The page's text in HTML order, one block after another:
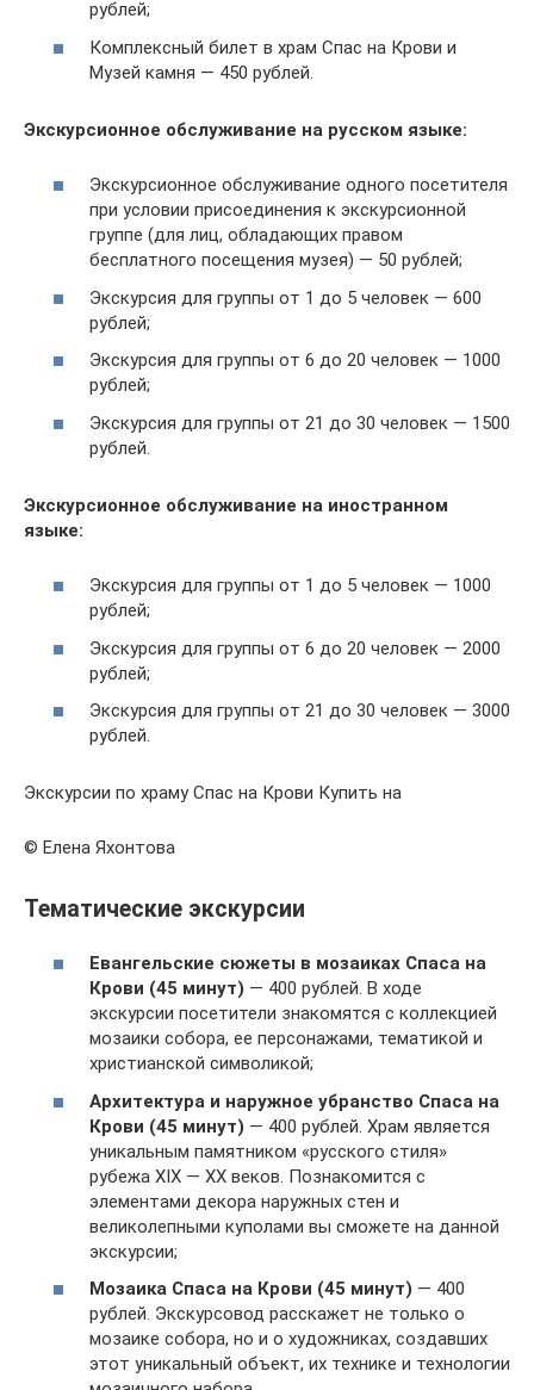
рублей;
Комплексный билет в храм Спас на Крови и
Музей камня — 450 рублей.
Экскурсионное обслуживание на русском языке:
Экскурсионное обслуживание одного посетителя
при условии присоединения к экскурсионной
группе (для лиц, обладающих правом
бесплатного посещения музея) — 50 рублей;
Экскурсия для группы от 1 до 5 человек — 600
рублей;
Экскурсия для группы от 6 до 20 человек — 1000
рублей;
Экскурсия для группы от 21 до 30 человек — 1500
рублей.
Экскурсионное обслуживание на иностранном
языке:
Экскурсия для группы от 1 до 5 человек — 1000
рублей;
Экскурсия для группы от 6 до 20 человек — 2000
рублей;
Экскурсия для группы от 21 до 30 человек — 3000
рублей.
Экскурсии по храму Спас на Крови Купить на
© Елена Яхонтова
Тематические экскурсии
Евангельские сюжеты в мозаиках Спаса на
Крови (45 минут) — 400 рублей. В ходе
экскурсии посетители знакомятся с коллекцией
мозаики собора, ее персонажами, тематикой и
христианской символикой;
Архитектура и наружное убранство Спаса на
Крови (45 минут) — 400 рублей. Храм является
уникальным памятником «русского стиля»
рубежа XIX — XX веков. Познакомится с
элементами декора наружных стен и
великолепными куполами вы сможете на данной
экскурсии;
Мозаика Спаса на Крови (45 минут) — 400
рублей. Экскурсовод расскажет не только о
мозаике собора, но и о художниках, создавших
этот уникальный объект, их технике и технологии